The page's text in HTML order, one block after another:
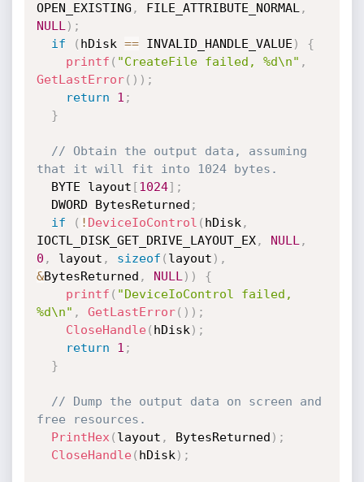
OPEN_EXISTING , FILE_ATTRIBUTE_NORMAL ,
NULL ) ;
if
( hDisk == INVALID_HANDLE_VALUE )
{
printf ( "CreateFile failed, %d\n" ,
GetLastError( ) ) ;
return
1 ;
}
// Obtain the output data, assuming
that it will fit into 1024 bytes.
  BYTE layout
[1024] ;
  DWORD BytesReturned
;
if
( ! DeviceIoControl ( hDisk ,
IOCTL_DISK_GET_DRIVE_LAYOUT_EX, NULL ,
0 , layout , sizeof ( layout ) ,
&BytesReturned , NULL ) )
{
printf ( "DeviceIoControl failed,
%d\n" , GetLastError( ) ) ;
CloseHandle( hDisk ) ;
return
1 ;
}
// Dump the output data on screen and
free resources.
PrintHex ( layout , BytesReturned ) ;
CloseHandle( hDisk ) ;